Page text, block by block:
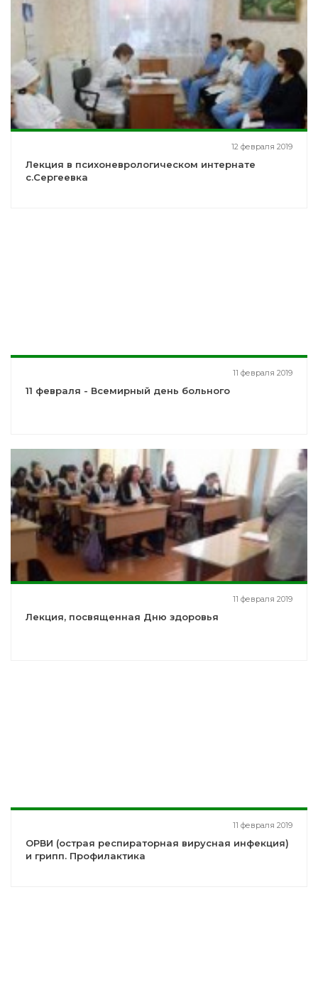
12 февраля 2019
Лекция в психоневрологическом интернате
с.Сергеевка
11 февраля 2019
11 февраля - Всемирный день больного
11 февраля 2019
Лекция, посвященная Дню здоровья
11 февраля 2019
ОРВИ (острая респираторная вирусная инфекция)
и грипп. Профилактика